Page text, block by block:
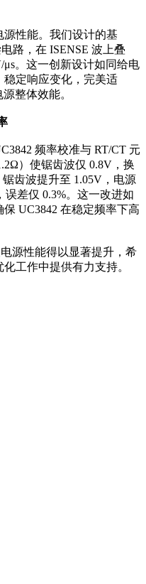
性能。我们设计的基
路，在 ISENSE 波上叠
。这一创新设计如同给电
定响应变化，完美适
整体效能。
频率校准与 RT/CT 元
）使锯齿波仅 0.8V，换
锯齿波提升至 1.05V，电源
误差仅 0.3%。这一改进如
UC3842 在稳定频率下高
源性能得以显著提升，希
工作中提供有力支持。